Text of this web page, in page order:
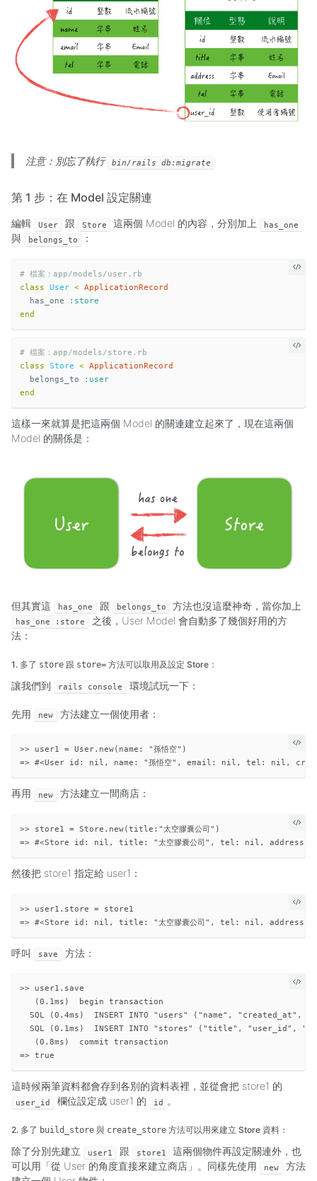
注意：別忘了執行 bin/rails db:migrate
第 1 步：在 Model 設定關連
編輯 User 跟 Store 這兩個 Model 的內容，分別加上 has_one
與 belongs_to ：
# 檔案：app/models/user.rb
class
User < ApplicationRecord
has_one
:store
end
# 檔案：app/models/store.rb
class
Store < ApplicationRecord
belongs_to
:user
end
這樣一來就算是把這兩個 Model 的關連建立起來了，現在這兩個
Model 的關係是：
但其實這 has_one 跟 belongs_to 方法也沒這麼神奇，當你加上
has_one :store
之後，User Model 會自動多了幾個好用的方
法：
1. 多了 store 跟 store= 方法可以取用及設定 Store：
讓我們到 rails console 環境試玩一下：
先用 new 方法建立一個使用者：
>> user1 = User.new(name: "孫悟空")
再用 new 方法建立一間商店：
>> store1 = Store.new(title:"太空膠囊公司")
然後把 store1 指定給 user1：
>> user1.store = store1
呼叫 save 方法：
>> user1.save
   (0.1ms)  begin transaction
SQL (0.4ms)  INSERT INTO "users" ("name", "created_at",
SQL (0.1ms)  INSERT INTO "stores" ("title", "user_id",
   (0.8ms)  commit transaction
這時候兩筆資料都會存到各別的資料表裡，並從會把 store1 的
user_id 欄位設定成 user1 的 id 。
2. 多了 build_store 與 create_store 方法可以用來建立 Store 資料：
除了分別先建立 user1 跟 store1
這兩個物件再設定關連外，也
可以用「從 User 的角度直接來建立商店」。同樣先使用
new
方法